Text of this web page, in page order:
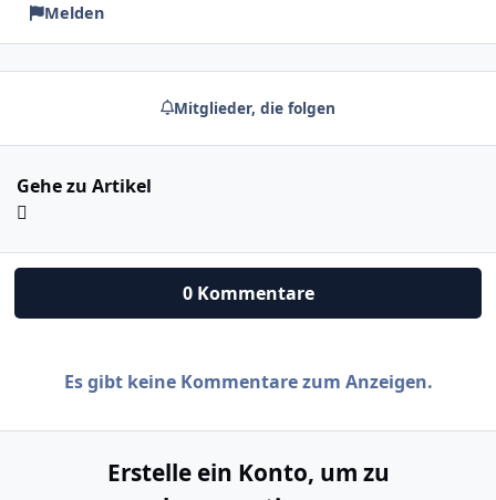
Melden
Mitglieder, die folgen
Gehe zu Artikel
0 Kommentare
Es gibt keine Kommentare zum Anzeigen.
Erstelle ein Konto, um zu